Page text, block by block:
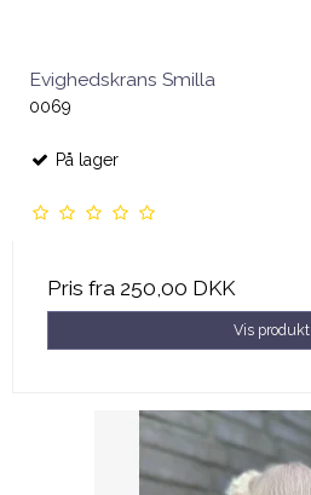
Evighedskrans Smilla
0069
På lager
Pris fra 250,00 DKK
Vis produkt